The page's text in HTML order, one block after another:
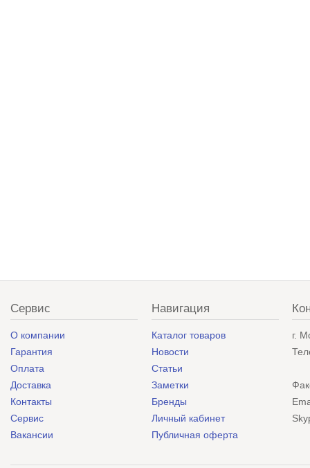
Сервис
О компании
Гарантия
Оплата
Доставка
Контакты
Сервис
Вакансии
Навигация
Каталог товаров
Новости
Статьи
Заметки
Бренды
Личный кабинет
Публичная оферта
г.